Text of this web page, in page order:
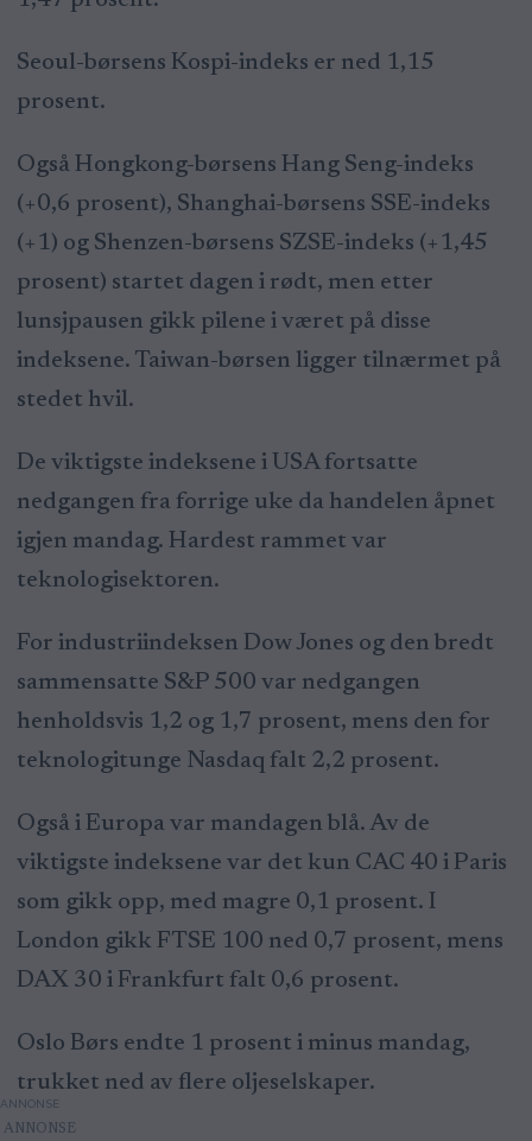
Seoul-børsens Kospi-indeks er ned 1,15
prosent.
Også Hongkong-børsens Hang Seng-indeks
(+0,6 prosent), Shanghai-børsens SSE-indeks
(+1) og Shenzen-børsens SZSE-indeks (+1,45
prosent) startet dagen i rødt, men etter
lunsjpausen gikk pilene i været på disse
indeksene. Taiwan-børsen ligger tilnærmet på
stedet hvil.
De viktigste indeksene i USA fortsatte
nedgangen fra forrige uke da handelen åpnet
igjen mandag. Hardest rammet var
teknologisektoren.
For industriindeksen Dow Jones og den bredt
sammensatte S&P 500 var nedgangen
henholdsvis 1,2 og 1,7 prosent, mens den for
teknologitunge Nasdaq falt 2,2 prosent.
Også i Europa var mandagen blå. Av de
viktigste indeksene var det kun CAC 40 i Paris
som gikk opp, med magre 0,1 prosent. I
London gikk FTSE 100 ned 0,7 prosent, mens
DAX 30 i Frankfurt falt 0,6 prosent.
Oslo Børs endte 1 prosent i minus mandag,
trukket ned av flere oljeselskaper.
ANNONSE